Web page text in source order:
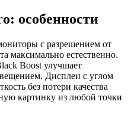
особенности
с разрешением от
максимально естественно.
Boost улучшает
Дисплеи с углом
без потери качества
картинку из любой точки